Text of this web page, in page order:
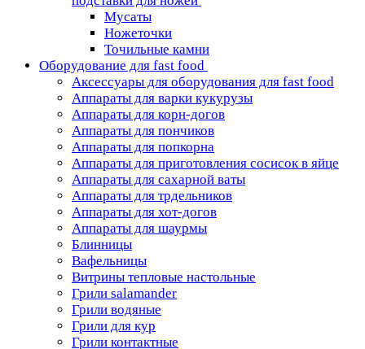
Мусаты
Ножеточки
Точильные камни
Оборудование для fast food
Аксессуары для оборудования для fast food
Аппараты для варки кукурузы
Аппараты для корн-догов
Аппараты для пончиков
Аппараты для попкорна
Аппараты для приготовления сосисок в яйце
Аппараты для сахарной ваты
Аппараты для трдельников
Аппараты для хот-догов
Аппараты для шаурмы
Блинницы
Вафельницы
Витрины тепловые настольные
Грили salamander
Грили водяные
Грили для кур
Грили контактные